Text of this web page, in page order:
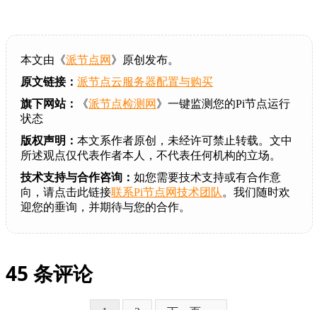
本文由《派节点网 》原创发布。
原文链接： 派节点云服务器配置与购买
旗下网站：
《派节点检测网 》一键监测您的Pi节点运行
状态
版权声明： 本文系作者原创，未经许可禁止转载。文中
所述观点仅代表作者本人，不代表任何机构的立场。
技术支持与合作咨询： 如您需要技术支持或有合作意
向，请点击此链接联系Pi节点网技术团队 。我们随时欢
迎您的垂询，并期待与您的合作。
45 条评论